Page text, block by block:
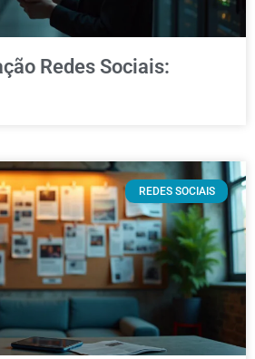
Redes Sociais:
REDES SOCIAIS